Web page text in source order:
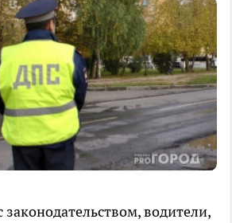
законодательством, водители,